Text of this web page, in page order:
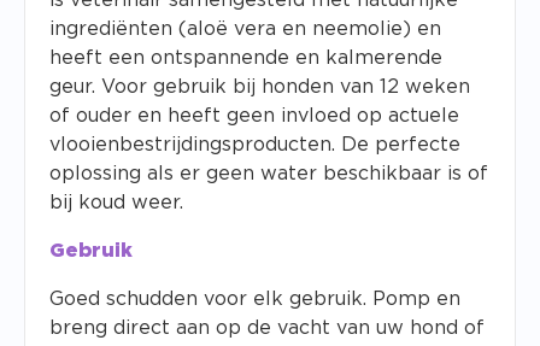
ingrediënten (aloë vera en neemolie) en
heeft een ontspannende en kalmerende
geur. Voor gebruik bij honden van 12 weken
of ouder en heeft geen invloed op actuele
vlooienbestrijdingsproducten. De perfecte
oplossing als er geen water beschikbaar is of
bij koud weer.
Gebruik
Goed schudden voor elk gebruik. Pomp en
breng direct aan op de vacht van uw hond of